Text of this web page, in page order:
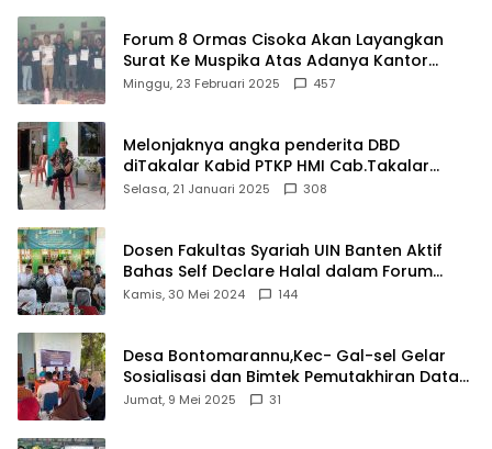
Forum 8 Ormas Cisoka Akan Layangkan
Surat Ke Muspika Atas Adanya Kantor
Matel di Cisoka
Minggu, 23 Februari 2025 457
Melonjaknya angka penderita DBD
diTakalar Kabid PTKP HMI Cab.Takalar
angkat bicara
Selasa, 21 Januari 2025 308
Dosen Fakultas Syariah UIN Banten Aktif
Bahas Self Declare Halal dalam Forum
Ijtima Ulama MUI
Kamis, 30 Mei 2024 144
Desa Bontomarannu,Kec- Gal-sel Gelar
Sosialisasi dan Bimtek Pemutakhiran Data
ID
Jumat, 9 Mei 2025 31